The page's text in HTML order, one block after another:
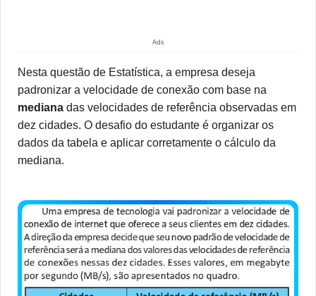
Ads
Nesta questão de Estatística, a empresa deseja
padronizar a velocidade de conexão com base na
mediana das velocidades de referência observadas em
dez cidades. O desafio do estudante é organizar os
dados da tabela e aplicar corretamente o cálculo da
mediana.